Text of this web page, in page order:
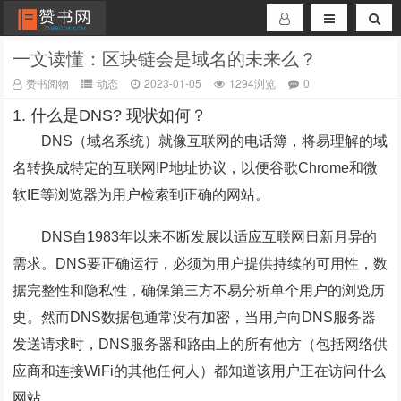
一文读懂：区块链会是域名的未来么？
赞书阅物 动态 2023-01-05 1294浏览 0
1. 什么是DNS? 现状如何？
DNS（域名系统）就像互联网的电话簿，将易理解的域
名转换成特定的互联网IP地址协议，以便谷歌Chrome和微
软IE等浏览器为用户检索到正确的网站。
DNS自1983年以来不断发展以适应互联网日新月异的
需求。DNS要正确运行，必须为用户提供持续的可用性，数
据完整性和隐私性，确保第三方不易分析单个用户的浏览历
史。然而DNS数据包通常没有加密，当用户向DNS服务器
发送请求时，DNS服务器和路由上的所有他方（包括网络供
应商和连接WiFi的其他任何人）都知道该用户正在访问什么
网站。